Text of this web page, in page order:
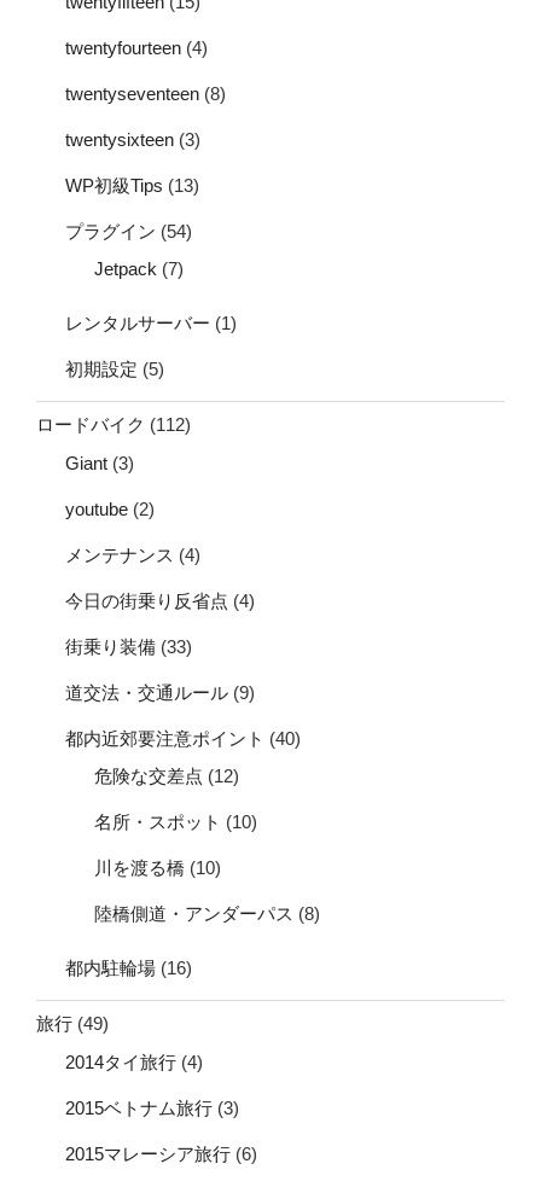
twentyfourteen (4)
twentyseventeen (8)
twentysixteen (3)
WP初級Tips (13)
プラグイン (54)
Jetpack (7)
レンタルサーバー (1)
初期設定 (5)
ロードバイク (112)
Giant (3)
youtube (2)
メンテナンス (4)
今日の街乗り反省点 (4)
街乗り装備 (33)
道交法・交通ルール (9)
都内近郊要注意ポイント (40)
危険な交差点 (12)
名所・スポット (10)
川を渡る橋 (10)
陸橋側道・アンダーパス (8)
都内駐輪場 (16)
旅行 (49)
2014タイ旅行 (4)
2015ベトナム旅行 (3)
2015マレーシア旅行 (6)